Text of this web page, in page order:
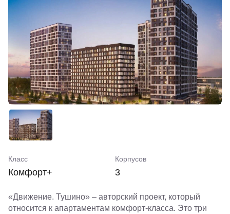
Класс
Комфорт+
Корпусов
3
«Движение. Тушино» – авторский проект, который
относится к апартаментам комфорт-класса. Это три